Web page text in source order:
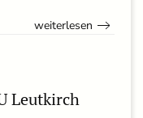
weiterlesen
Leutkirch